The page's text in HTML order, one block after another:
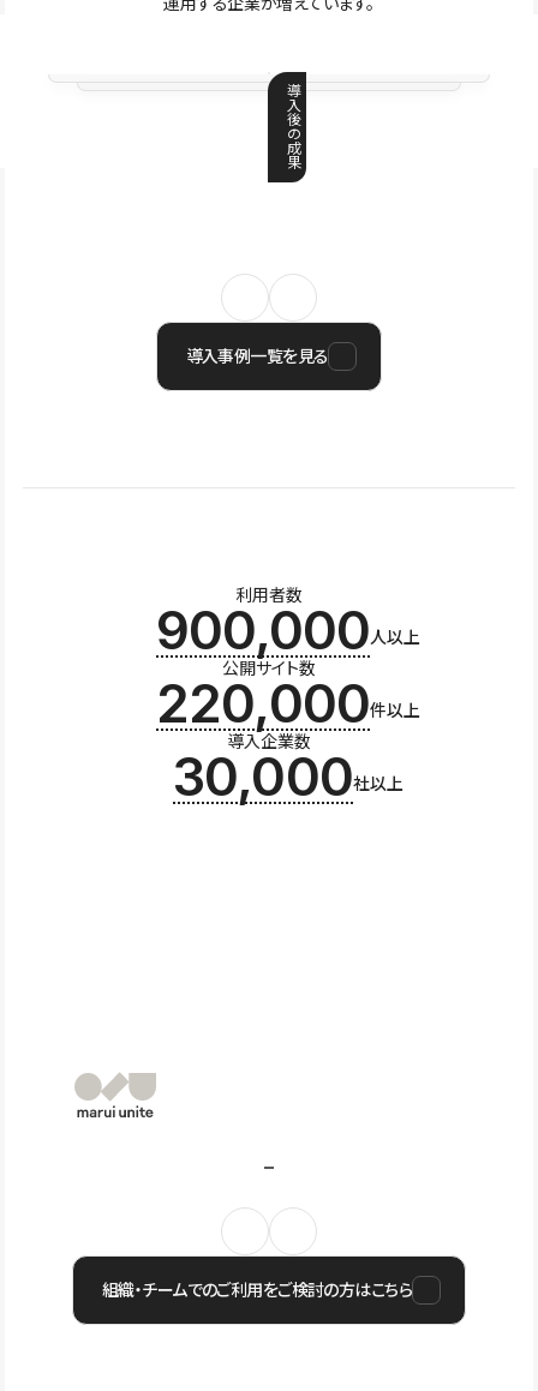
導
入
後
の
成
果
導入事例一覧を見る
利用者数
900,000人以上
公開サイト数
220,000件以上
導入企業数
30,000社以上
組織・チームでのご利用をご検討の方はこちら